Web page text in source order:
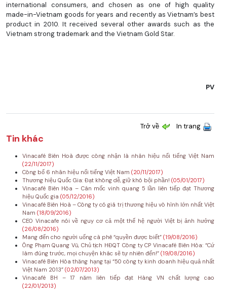
international consumers, and chosen as one of high quality
made-in-Vietnam goods for years and recently as Vietnam’s best
product in 2010. It received several other awards such as the
Vietnam strong trademark and the Vietnam Gold Star.
PV
Trở về In trang
Tin khác
Vinacafé Biên Hoà được công nhận là nhãn hiệu nổi tiếng Việt Nam
(22/11/2017)
Công bố 6 nhãn hiệu nổi tiếng Việt Nam (20/11/2017)
Thương hiệu Quốc Gia: Đạt không dễ, giữ khó bội phần! (05/01/2017)
Vinacafé Biên Hòa – Cán mốc vinh quang 5 lần liên tiếp đạt Thương
hiệu Quốc gia (05/12/2016)
Vinacafé Biên Hoà – Công ty có giá trị thương hiệu vô hình lớn nhất Việt
Nam (18/09/2016)
CEO Vinacafe nói về nguy cơ cả một thế hệ người Việt bị ảnh hưởng
(26/08/2016)
Mang đến cho người uống cà phê “quyền được biết” (19/08/2016)
Ông Phạm Quang Vũ, Chủ tịch HĐQT Công ty CP Vinacafé Biên Hòa: “Cứ
làm đúng trước, mọi chuyện khác sẽ tự nhiên đến!” (19/08/2016)
Vinacafé Biên Hòa thăng hạng tại “50 công ty kinh doanh hiệu quả nhất
Việt Nam 2013” (02/07/2013)
Vinacafé BH – 17 năm liên tiếp đạt Hàng VN chất lượng cao
(22/01/2013)